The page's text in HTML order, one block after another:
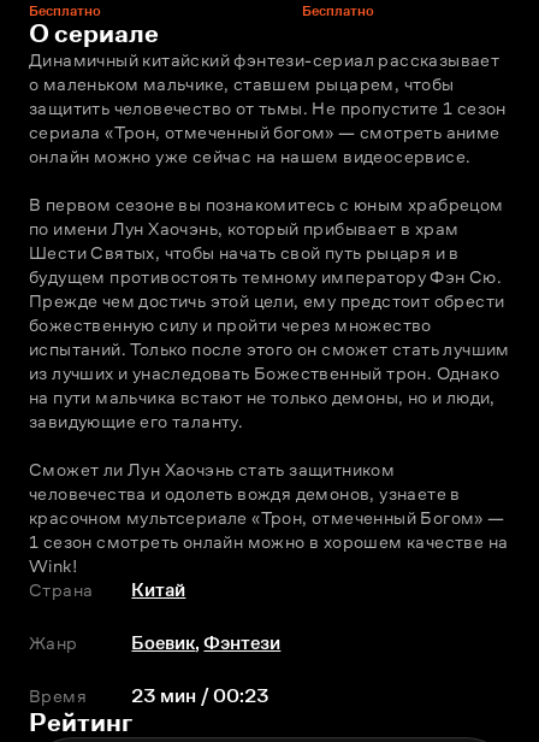
Бесплатно Бесплатно
О сериале
Динамичный китайский фэнтези-сериал рассказывает
о маленьком мальчике, ставшем рыцарем, чтобы
защитить человечество от тьмы. Не пропустите 1 сезон
сериала «Трон, отмеченный богом» — смотреть аниме
онлайн можно уже сейчас на нашем видеосервисе.
В первом сезоне вы познакомитесь с юным храбрецом
по имени Лун Хаочэнь, который прибывает в храм
Шести Святых, чтобы начать свой путь рыцаря и в
будущем противостоять темному императору Фэн Сю.
Прежде чем достичь этой цели, ему предстоит обрести
божественную силу и пройти через множество
испытаний. Только после этого он сможет стать лучшим
из лучших и унаследовать Божественный трон. Однако
на пути мальчика встают не только демоны, но и люди,
завидующие его таланту.
Сможет ли Лун Хаочэнь стать защитником
человечества и одолеть вождя демонов, узнаете в
красочном мультсериале «Трон, отмеченный Богом» —
1 сезон смотреть онлайн можно в хорошем качестве на
Wink!
Страна
Китай
Жанр Боевик,Фэнтези
Время 23 мин / 00:23
Рейтинг